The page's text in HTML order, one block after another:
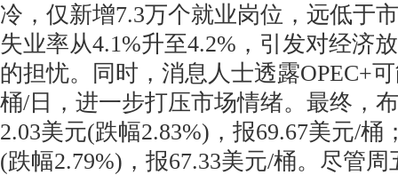
冷，仅新增7.3万个就业岗位，远低于
失业率从4.1%升至4.2%，引发对经济
的担忧。同时，消息人士透露OPEC+
桶/日，进一步打压市场情绪。最终，
2.03美元(跌幅2.83%)，报69.67美元/桶
(跌幅2.79%)，报67.33美元/桶。尽管